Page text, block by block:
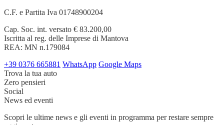
C.F. e Partita Iva 01748900204
Cap. Soc. int. versato € 83.200,00
Iscritta al reg. delle Imprese di Mantova
REA: MN n.179084
+39 0376 665881 WhatsApp Google Maps
Trova la tua auto
Zero pensieri
Social
News ed eventi
Scopri le ultime news e gli eventi in programma per restare sempre